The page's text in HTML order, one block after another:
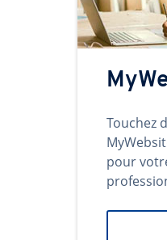
Touchez
pour